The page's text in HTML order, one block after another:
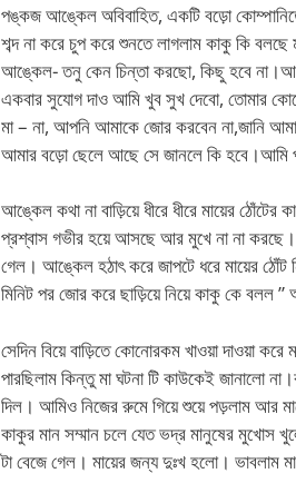
পঙ্কজ আঙ্কেল অবিবাহিত, একটি বড়ো
শব্দ না করে চুপ করে শুনতে লাগলাম কাকু কি
আঙ্কেল- তনু কেন চিন্তা করছো, কিছু হবে
একবার সুযোগ দাও আমি খুব সুখ দেবো, তোমার
মা – না, আপনি আমাকে জোর করবেন না,জানি
আমার বড়ো ছেলে আছে সে জানলে কি হবে।আমি
আঙ্কেল কথা না বাড়িয়ে ধীরে ধীরে মায়ের ঠোঁটের
প্রশ্বাস গভীর হয়ে আসছে আর মুখে না না
গেল। আঙ্কেল হঠাৎ করে জাপটে ধরে মায়ের
মিনিট পর জোর করে ছাড়িয়ে নিয়ে কাকু কে বলল
সেদিন বিয়ে বাড়িতে কোনোরকম খাওয়া দাওয়া
পারছিলাম কিন্তু মা ঘটনা টি কাউকেই জানালো
দিল। আমিও নিজের রুমে গিয়ে শুয়ে পড়লাম আর
কাকুর মান সম্মান চলে যেত ভদ্র মানুষের মুখোস
টা বেজে গেল। মায়ের জন্য দুঃখ হলো। ভাবলাম